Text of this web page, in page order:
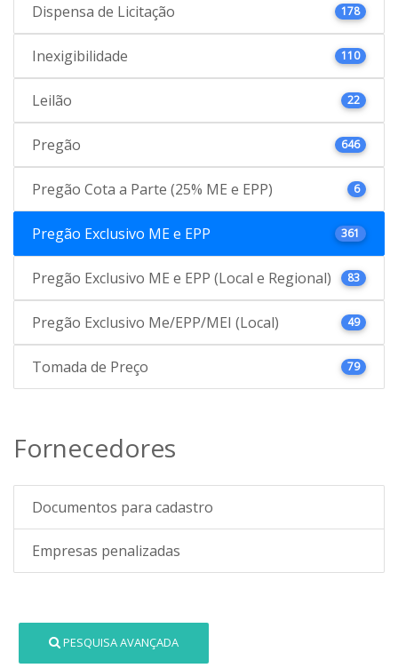
Dispensa de Licitação 178
Inexigibilidade 110
Leilão 22
Pregão 646
Pregão Cota a Parte (25% ME e EPP) 6
Pregão Exclusivo ME e EPP 361
Pregão Exclusivo ME e EPP (Local e Regional) 83
Pregão Exclusivo Me/EPP/MEI (Local) 49
Tomada de Preço 79
Fornecedores
Documentos para cadastro
Empresas penalizadas
PESQUISA AVANÇADA